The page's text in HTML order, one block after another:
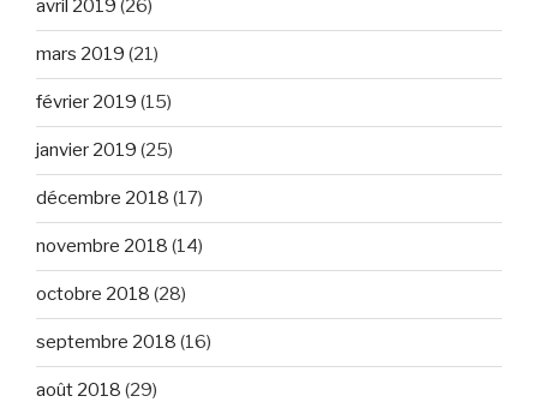
avril 2019 (26)
mars 2019 (21)
février 2019 (15)
janvier 2019 (25)
décembre 2018 (17)
novembre 2018 (14)
octobre 2018 (28)
septembre 2018 (16)
août 2018 (29)